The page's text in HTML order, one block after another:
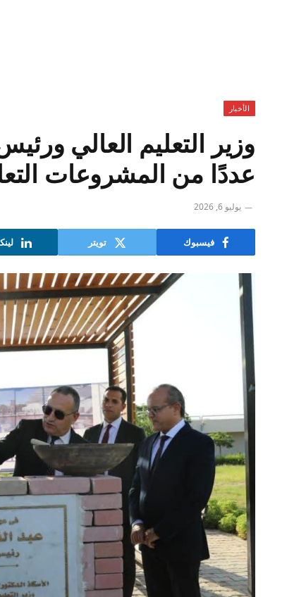
الأخبار
وزير التعليم العالي
عددًا من المشروعات
يوليو 6, 2026
فيسبوك تويتر